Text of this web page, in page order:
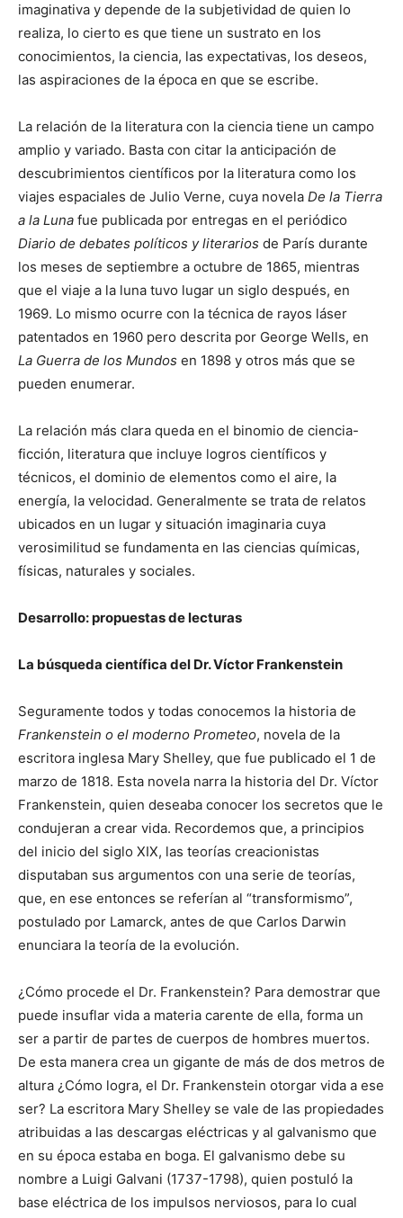
imaginativa y depende de la subjetividad de quien lo
realiza, lo cierto es que tiene un sustrato en los
conocimientos, la ciencia, las expectativas, los deseos,
las aspiraciones de la época en que se escribe.
La relación de la literatura con la ciencia tiene un campo
amplio y variado. Basta con citar la anticipación de
descubrimientos científicos por la literatura como los
viajes espaciales de Julio Verne, cuya novela De la Tierra
a la Luna fue publicada por entregas en el periódico
Diario de debates políticos y literarios de París durante
los meses de septiembre a octubre de 1865, mientras
que el viaje a la luna tuvo lugar un siglo después, en
1969. Lo mismo ocurre con la técnica de rayos láser
patentados en 1960 pero descrita por George Wells, en
La Guerra de los Mundos en 1898 y otros más que se
pueden enumerar.
La relación más clara queda en el binomio de ciencia-
ficción, literatura que incluye logros científicos y
técnicos, el dominio de elementos como el aire, la
energía, la velocidad. Generalmente se trata de relatos
ubicados en un lugar y situación imaginaria cuya
verosimilitud se fundamenta en las ciencias químicas,
físicas, naturales y sociales.
Desarrollo: propuestas de lecturas
La búsqueda científica del Dr. Víctor Frankenstein
Seguramente todos y todas conocemos la historia de
Frankenstein o el moderno Prometeo, novela de la
escritora inglesa Mary Shelley, que fue publicado el 1 de
marzo de 1818. Esta novela narra la historia del Dr. Víctor
Frankenstein, quien deseaba conocer los secretos que le
condujeran a crear vida. Recordemos que, a principios
del inicio del siglo XIX, las teorías creacionistas
disputaban sus argumentos con una serie de teorías,
que, en ese entonces se referían al “transformismo”,
postulado por Lamarck, antes de que Carlos Darwin
enunciara la teoría de la evolución.
¿Cómo procede el Dr. Frankenstein? Para demostrar que
puede insuflar vida a materia carente de ella, forma un
ser a partir de partes de cuerpos de hombres muertos.
De esta manera crea un gigante de más de dos metros de
altura ¿Cómo logra, el Dr. Frankenstein otorgar vida a ese
ser? La escritora Mary Shelley se vale de las propiedades
atribuidas a las descargas eléctricas y al galvanismo que
en su época estaba en boga. El galvanismo debe su
nombre a Luigi Galvani (1737-1798), quien postuló la
base eléctrica de los impulsos nerviosos, para lo cual